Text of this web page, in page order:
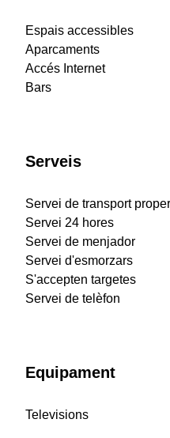
Espais accessibles
Aparcaments
Accés Internet
Bars
Serveis
Servei de transport proper
Servei 24 hores
Servei de menjador
Servei d'esmorzars
S'accepten targetes
Servei de telèfon
Equipament
Televisions